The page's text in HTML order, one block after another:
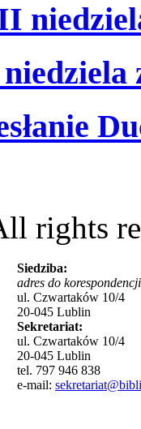
rights
Siedziba:
adres do
ul. Czwartaków 10/4
20-045 Lublin
Sekretariat:
ul. Czwartaków 10/4
20-045 Lublin
tel. 797 946 838
e-mail: